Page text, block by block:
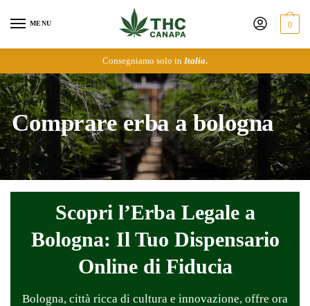
MENU 0
Consegniamo solo in Italia.
Comprare erba a bologna
Scopri l’Erba Legale a
Bologna: Il Tuo Dispensario
Online di Fiducia
Bologna, città ricca di cultura e innovazione, offre ora